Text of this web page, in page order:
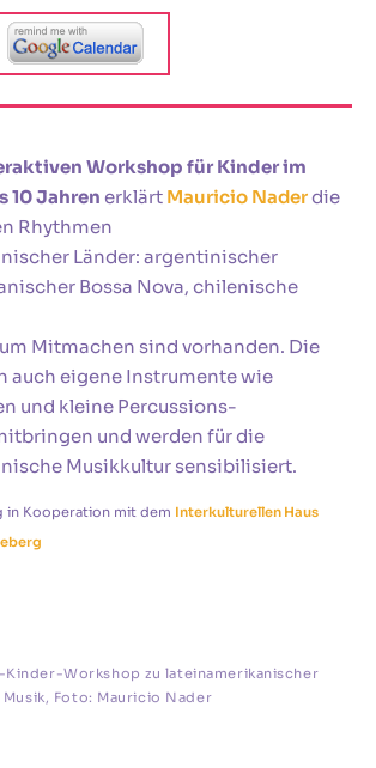
Workshop für Kinder im
10 Jahren erklärt Mauricio Naderdie
Rhythmen
Länder: argentinischer
Bossa Nova, chilenische
Mitmachen sind vorhanden. Die
auch eigene Instrumente wie
und kleine Percussions-
und werden für die
Musikkultur sensibilisiert.
in Kooperation mit dem Interkulturellen Haus
Workshop zu lateinamerikanischer
Musik, Foto: Mauricio Nader